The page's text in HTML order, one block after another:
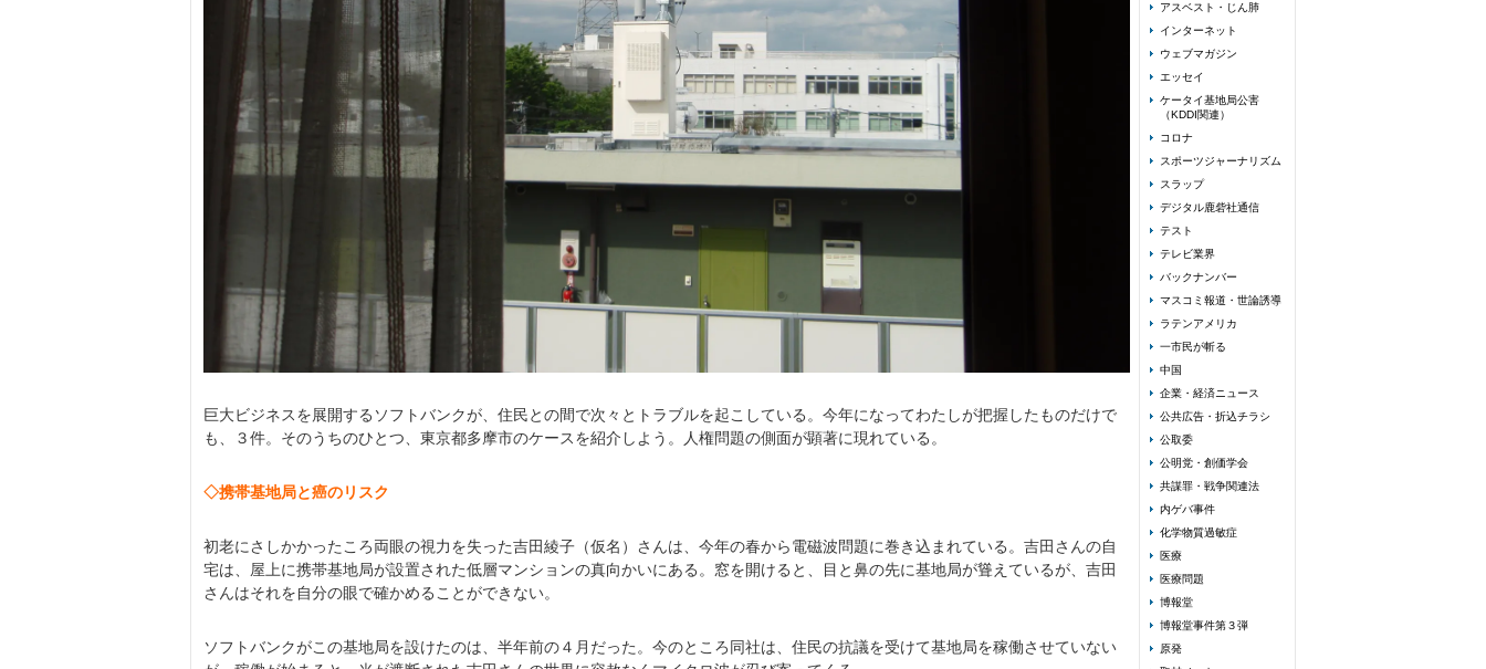
巨大ビジネスを展開するソフトバンクが、住民との間で次々とトラブルを起こしている。今年になってわたしが把握したものだけで
も、３件。そのうちのひとつ、東京都多摩市のケースを紹介しよう。人権問題の側面が顕著に現れている。
◇携帯基地局と癌のリスク
初老にさしかかったころ両眼の視力を失った吉田綾子（仮名）さんは、今年の春から電磁波問題に巻き込まれている。吉田さんの自
宅は、屋上に携帯基地局が設置された低層マンションの真向かいにある。窓を開けると、目と鼻の先に基地局が聳えているが、吉田
さんはそれを自分の眼で確かめることができない。
ソフトバンクがこの基地局を設けたのは、半年前の４月だった。今のところ同社は、住民の抗議を受けて基地局を稼働させていない
アスベスト・じん肺
インターネット
ウェブマガジン
エッセイ
ケータイ基地局公害
（KDDI関連）
コロナ
スポーツジャーナリズム
スラップ
デジタル鹿砦社通信
テスト
テレビ業界
バックナンバー
マスコミ報道・世論誘導
ラテンアメリカ
一市民が斬る
中国
企業・経済ニュース
公共広告・折込チラシ
公取委
公明党・創価学会
共謀罪・戦争関連法
内ゲバ事件
化学物質過敏症
医療
医療問題
博報堂
博報堂事件第３弾
原発